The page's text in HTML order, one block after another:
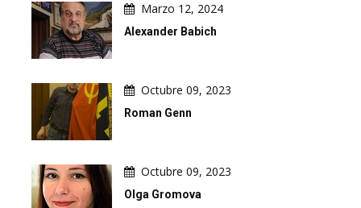
Marzo 12, 2024
Alexander Babich
Octubre 09, 2023
Roman Genn
Octubre 09, 2023
Olga Gromova